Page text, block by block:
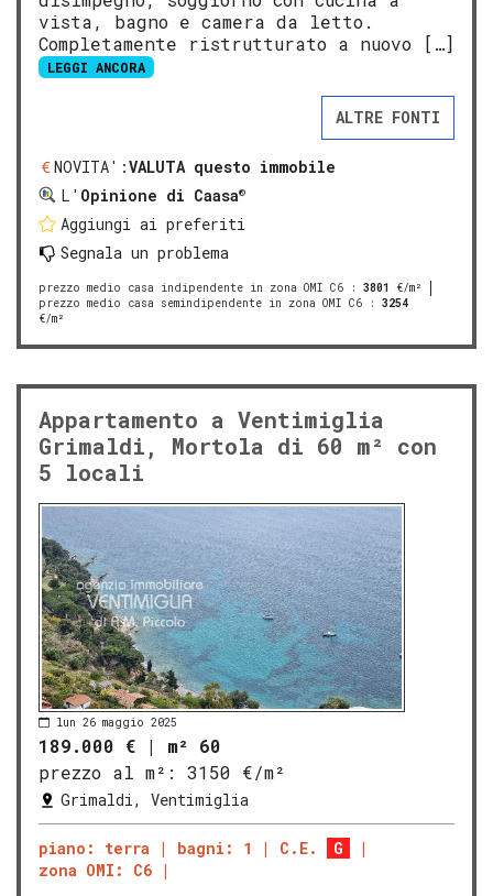
vista, bagno e camera da letto.
Completamente ristrutturato a nuovo […]
LEGGI ANCORA
ALTRE FONTI
NOVITA':VALUTA questo immobile
L' Opinione di Caasa®
Aggiungi ai preferiti
Segnala un problema
prezzo medio casa indipendente in zona OMI C6 : 3801
€/m²
prezzo medio casa semindipendente in zona OMI C6 : 3254
€/m²
Appartamento a Ventimiglia
Grimaldi, Mortola di 60 m² con
5 locali
lun 26 maggio 2025
189.000 € | m² 60
prezzo al m²:
3150 €/m²
Grimaldi, Ventimiglia
piano: terra bagni: 1 C.E.
G
zona OMI: C6